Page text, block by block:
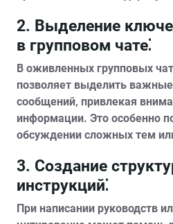
2. Выделение
в групповом чате⁚
В оживленных групповых
позволяет выделить
сообщений‚ привлекая
информации. Это особенно
обсуждении сложных тем
3. Создание
инструкций⁚
При написании руководств